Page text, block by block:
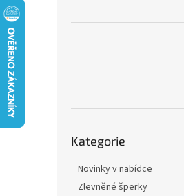
kategorie
Kategorie
Novinky v nabídce
Zlevněné šperky